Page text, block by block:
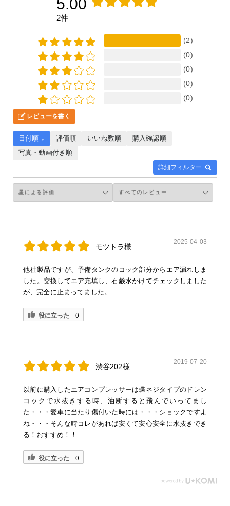
5.00
2件
(2)
(0)
(0)
(0)
(0)
レビューを書く
詳細フィルター
日付順 ↓ 評価順 いいね数順
購入確認順
写真・動画付き順
モツトラ様
2025-04-03
他社製品ですが、予備タンクのコック部分からエア漏れしま
した。交換してエア充填し、石鹸水かけてチェックしました
が、完全に止まってました。
役に立った 0
渋谷202様
2019-07-20
以前に購入したエアコンプレッサーは蝶ネジタイプのドレン
コックで水抜きする時、油断すると飛んでいってまし
た・・・愛車に当たり傷付いた時には・・・ショックですよ
ね・・・そんな時コレがあれば安くて安心安全に水抜きでき
る！おすすめ！！
役に立った 0